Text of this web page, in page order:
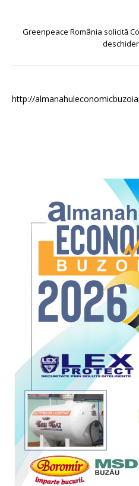
Greenpeace România solicită
http://